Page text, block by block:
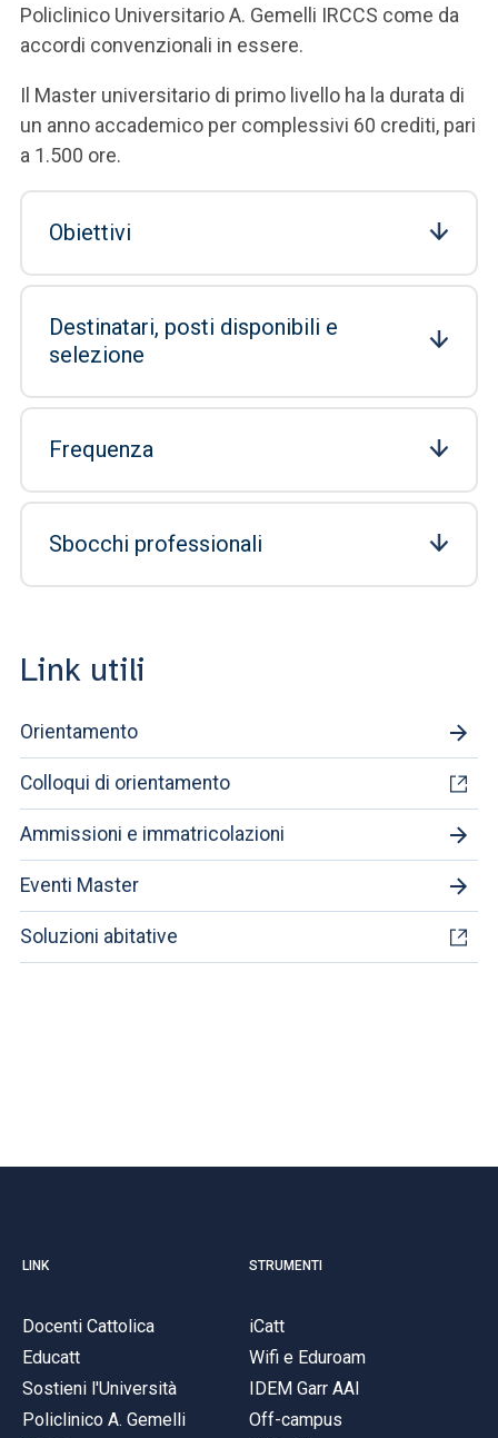
Policlinico Universitario A. Gemelli IRCCS come da
accordi convenzionali in essere.
Il Master universitario di primo livello ha la durata di
un anno accademico per complessivi 60 crediti, pari
a 1.500 ore.
Obiettivi
Destinatari, posti disponibili e
selezione
Frequenza
Sbocchi professionali
Link utili
Orientamento
Colloqui di orientamento
Ammissioni e immatricolazioni
Eventi Master
Soluzioni abitative
LINK
Docenti Cattolica
Educatt
Sostieni l'Università
Policlinico A. Gemelli
STRUMENTI
iCatt
Wifi e Eduroam
IDEM Garr AAI
Off-campus